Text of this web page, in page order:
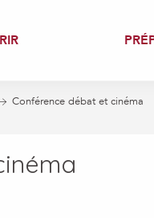
Conférence débat et cinéma